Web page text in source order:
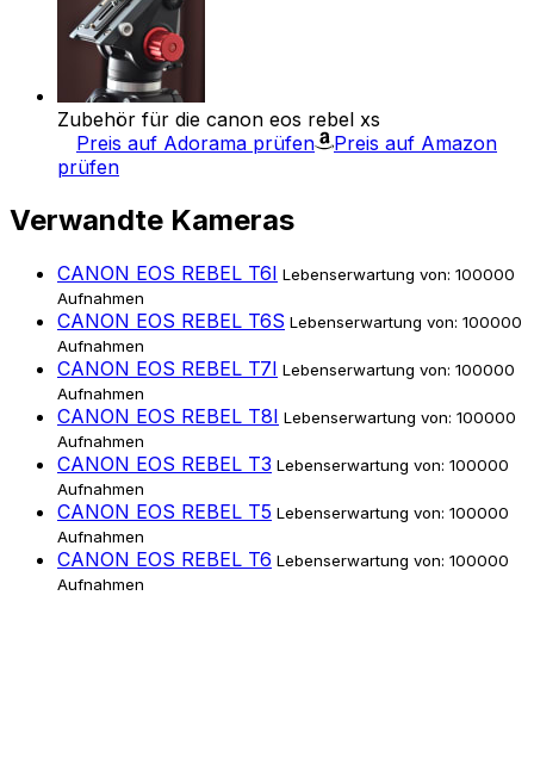
Zubehör für die canon eos rebel xs
Preis auf Adorama prüfen
Preis auf Amazon
prüfen
Verwandte Kameras
CANON EOS REBEL T6I Lebenserwartung von: 100000
Aufnahmen
CANON EOS REBEL T6S Lebenserwartung von: 100000
Aufnahmen
CANON EOS REBEL T7I Lebenserwartung von: 100000
Aufnahmen
CANON EOS REBEL T8I Lebenserwartung von: 100000
Aufnahmen
CANON EOS REBEL T3 Lebenserwartung von: 100000
Aufnahmen
CANON EOS REBEL T5 Lebenserwartung von: 100000
Aufnahmen
CANON EOS REBEL T6 Lebenserwartung von: 100000
Aufnahmen